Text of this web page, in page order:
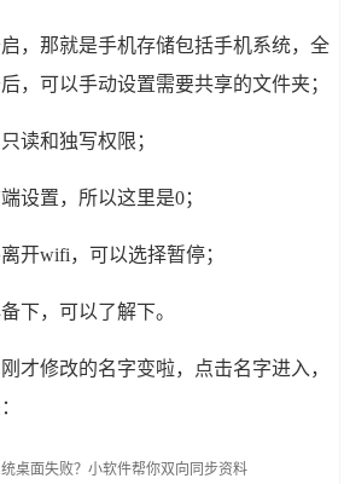
，那就是手机存储包括手机系统，全
，可以手动设置需要共享的文件夹；
读和独写权限；
设置，所以这里是0；
开wifi，可以选择暂停；
下，可以了解下。
才修改的名字变啦，点击名字进入，